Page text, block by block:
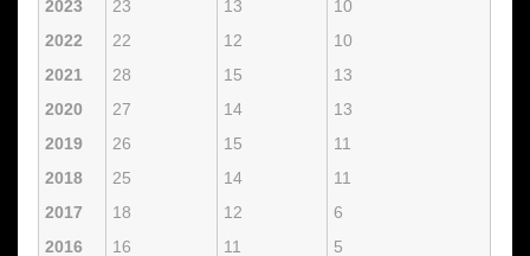
2023
23 13
10
2022
22 12
10
2021
28 15
13
2020
27 14
13
2019
26 15
11
2018
25 14
11
2017
18 12
6
2016
16 11
5